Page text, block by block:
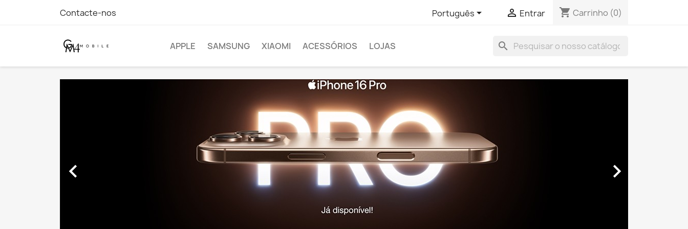
Contacte-nos Português  Entrar shopping_cart Carrinho (0)
APPLE SAMSUNG XIAOMI ACESSÓRIOS LOJAS search
 